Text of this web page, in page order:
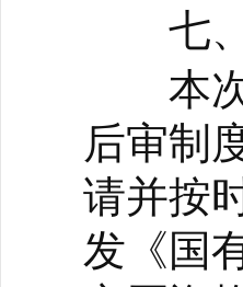
七、
本次
后审制
请并按
发《国